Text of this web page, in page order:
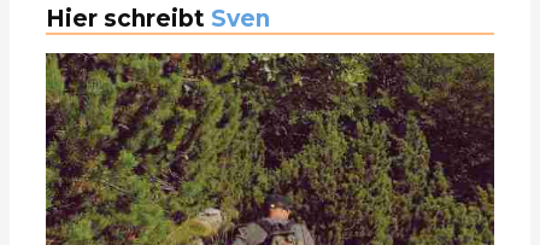
Hier schreibt Sven